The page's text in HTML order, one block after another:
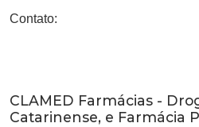
Contato:
CLAMED Farmácias -
Catarinense, e Farmácia